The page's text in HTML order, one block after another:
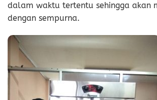
dalam waktu tertentu sehingga akan
dengan sempurna.